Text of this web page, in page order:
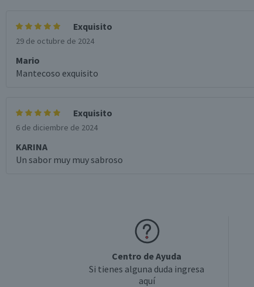
Exquisito
29 de octubre de 2024
Mario
Mantecoso exquisito
Exquisito
6 de diciembre de 2024
KARINA
Un sabor muy muy sabroso
Centro de Ayuda
Si tienes alguna duda ingresa
aquí